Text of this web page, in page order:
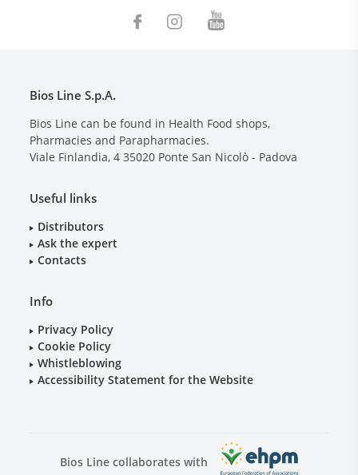
Bios Line S.p.A.
Bios Line can be found in Health Food shops,
Pharmacies and Parapharmacies.
Viale Finlandia, 4 35020 Ponte San Nicolò - Padova
Useful links
Distributors
Ask the expert
Contacts
Info
Privacy Policy
Cookie Policy
Whistleblowing
Accessibility Statement for the Website
Bios Line collaborates with